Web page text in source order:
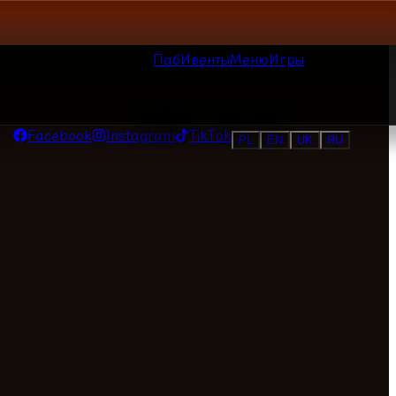
Facebook Instagram TikTok PL EN UK RU
ПабИвентыМенюИгры